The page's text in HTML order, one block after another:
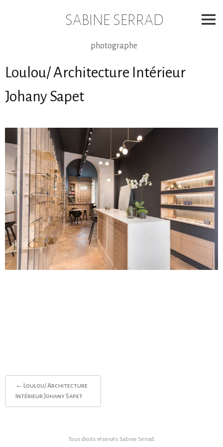
SABINE SERRAD
photographe
Loulou/ Architecture Intérieur
Johany Sapet
Post
navigation
← Loulou/ Architecture
Intérieur Johany Sapet
Tous droits réservés Sabine Serrad.